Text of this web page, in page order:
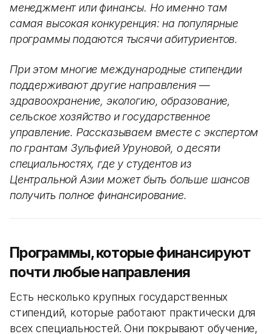
менеджмент или финансы. Но именно там
самая высокая конкуренция: на популярные
программы подаются тысячи абитуриентов.
При этом многие международные стипендии
поддерживают другие направления —
здравоохранение, экологию, образование,
сельское хозяйство и государственное
управление. Рассказываем вместе с экспертом
по грантам Зульфией Уруновой, о десяти
специальностях, где у студентов из
Центральной Азии может быть больше шансов
получить полное финансирование.
Программы, которые финансируют
почти любые направления
Есть несколько крупных государственных
стипендий, которые работают практически для
всех специальностей. Они покрывают обучение,